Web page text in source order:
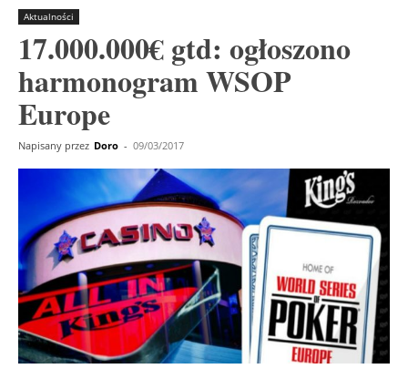
Aktualności
17.000.000€ gtd: ogłoszono
harmonogram WSOP
Europe
Napisany przez Doro - 09/03/2017